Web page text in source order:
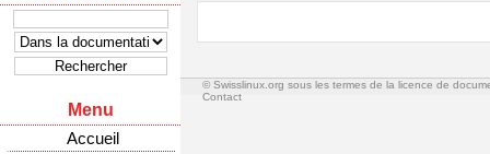
Menu
Accueil
© Swisslinux.org sous les termes de la licence de
Contact